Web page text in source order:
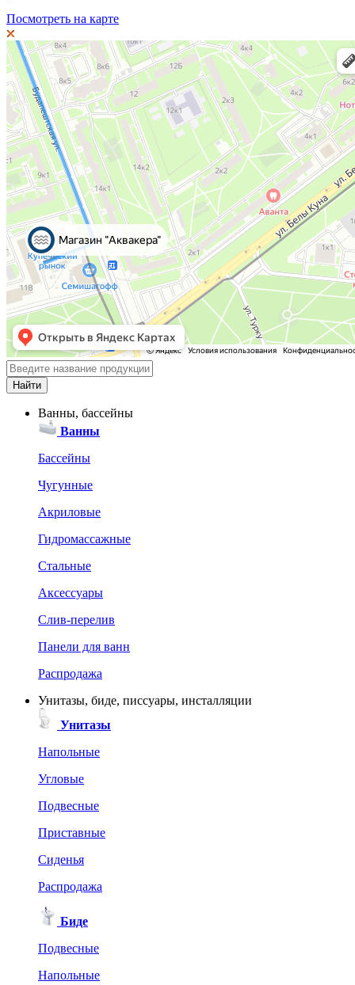
Посмотреть на карте
Ванны, бассейны
Ванны
Бассейны
Чугунные
Акриловые
Гидромассажные
Стальные
Аксессуары
Слив-перелив
Панели для ванн
Распродажа
Унитазы, биде, писсуары, инсталляции
Унитазы
Напольные
Угловые
Подвесные
Приставные
Сиденья
Распродажа
Биде
Подвесные
Напольные